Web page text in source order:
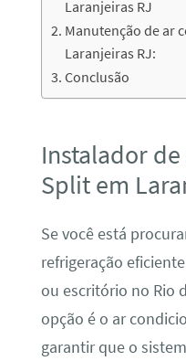
Laranjeiras RJ
Manutenção de ar
Laranjeiras RJ:
Conclusão
Instalador
Split em
Se você está
refrigeração
ou escritório no Rio
opção é o ar
garantir que o